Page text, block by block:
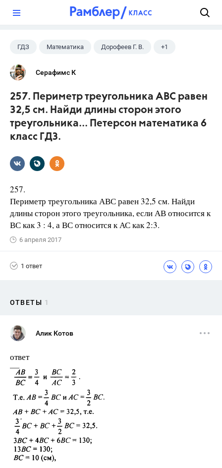
ГДЗ Математика Дорофеев Г. В. +1
6 класс
Серафимс К
257. Периметр треугольника АВС равен
32,5 см. Найди длины сторон этого
треугольника... Петерсон математика 6
класс ГДЗ.
257.
Периметр треугольника АВС равен 32,5 см. Найди
длины сторон этого треугольника, если АВ относится к
ВС как 3 : 4, а ВС относится к АС как 2:3.
6 апреля 2017
1 ответ
ОТВЕТЫ 1
Алик Котов
ответ